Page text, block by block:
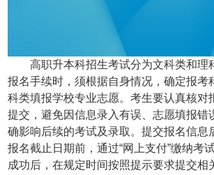
高职升本科招生考试分为文科类和理
报名手续时，须根据自身情况，确定报考
科类填报学校专业志愿。考生要认真核对
提交，避免因信息录入有误、志愿填报错
确影响后续的考试及录取。提交报名信息
报名截止日期前，通过“网上支付”缴纳考
成功后，在规定时间按照提示要求提交相